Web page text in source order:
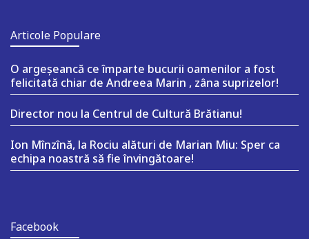
Articole Populare
O argeşeancă ce împarte bucurii oamenilor a fost
felicitată chiar de Andreea Marin , zâna suprizelor!
Director nou la Centrul de Cultură Brătianu!
Ion Mînzînă, la Rociu alături de Marian Miu: Sper ca
echipa noastră să fie învingătoare!
Facebook